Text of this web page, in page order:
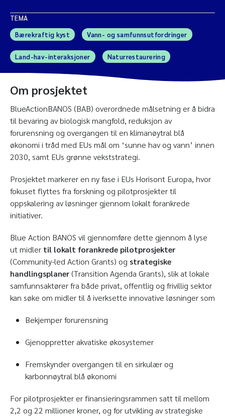
TEMA
Bærekraftig kyst
Vann- og samfunnsutfordringer
Land-hav-interaksjoner Naturrestaurering
Om prosjektet
BlueActionBANOS (BAB) overordnede målsetning er å bidra
til bevaring av biologisk mangfold, reduksjon av
forurensning og overgangen til en klimanøytral blå
økonomi i tråd med EUs mål om ‘sunne hav og vann’ innen
2030, samt EUs grønne vekststrategi.
Prosjektet markerer en ny fase i EUs Horisont Europa, hvor
fokuset flyttes fra forskning og pilotprosjekter til
oppskalering av løsninger gjennom lokalt forankrede
initiativer.
Blue Action BANOS vil gjennomføre dette gjennom å lyse
ut midler til lokalt forankrede pilotprosjekter
(Community-led Action Grants) og strategiske
handlingsplaner(Transition Agenda Grants), slik at lokale
samfunnsaktører fra både privat, offentlig og frivillig sektor
kan søke om midler til å iverksette innovative løsninger som
Bekjemper forurensning
Gjenoppretter akvatiske økosystemer
Fremskynder overgangen til en sirkulær og
karbonnøytral blå økonomi
For pilotprosjekter er finansieringsrammen satt til mellom
2,2 og 22 millioner kroner, og for utvikling av strategiske